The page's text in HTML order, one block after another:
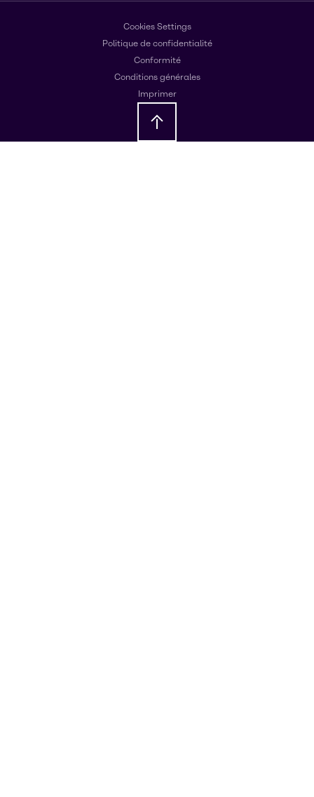
Cookies Settings
Politique de confidentialité
Conformité
Conditions générales
Imprimer